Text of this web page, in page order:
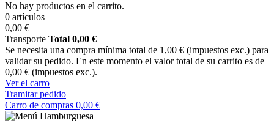
No hay productos en el carrito.
0 artículos
0,00 €
Transporte Total 0,00 €
Se necesita una compra mínima total de 1,00 € (impuestos exc.) para
validar su pedido. En este momento el valor total de su carrito es de
0,00 € (impuestos exc.).
Ver el carro
Tramitar pedido
Carro de compras 0,00 €